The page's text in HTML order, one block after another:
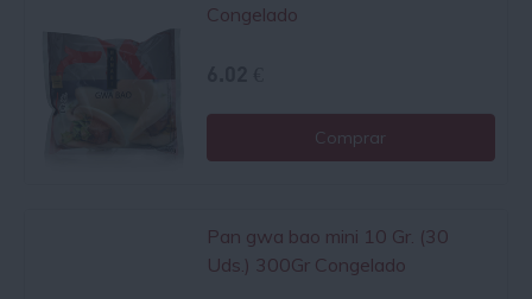
Congelado
Comprar
Pan gwa bao mini 10 Gr. (30
Uds.) 300Gr Congelado